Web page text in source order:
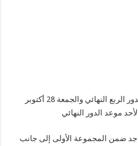
ويكون يوم الخميس 27 أكتوبر موعد الدور الربع النهائي والجمعة 28 أكتوبر
موعد الدور النهائي
ضمن المجموعة الأولى إلى جانب